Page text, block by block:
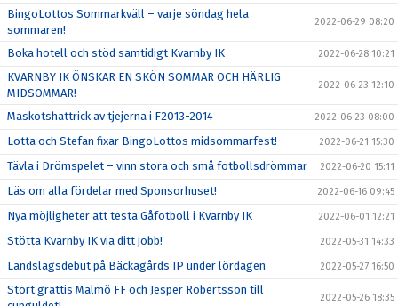
BingoLottos Sommarkväll – varje söndag hela
sommaren!
2022-06-29 08:20
Boka hotell och stöd samtidigt Kvarnby IK 2022-06-28 10:21
KVARNBY IK ÖNSKAR EN SKÖN SOMMAR OCH HÄRLIG
MIDSOMMAR!
2022-06-23 12:10
Maskotshattrick av tjejerna i F2013-2014 2022-06-23 08:00
Lotta och Stefan fixar BingoLottos midsommarfest! 2022-06-21 15:30
Tävla i Drömspelet – vinn stora och små fotbollsdrömmar 2022-06-20 15:11
Läs om alla fördelar med Sponsorhuset! 2022-06-16 09:45
Nya möjligheter att testa Gåfotboll i Kvarnby IK 2022-06-01 12:21
Stötta Kvarnby IK via ditt jobb! 2022-05-31 14:33
Landslagsdebut på Bäckagårds IP under lördagen 2022-05-27 16:50
Stort grattis Malmö FF och Jesper Robertsson till
2022-05-26 18:35